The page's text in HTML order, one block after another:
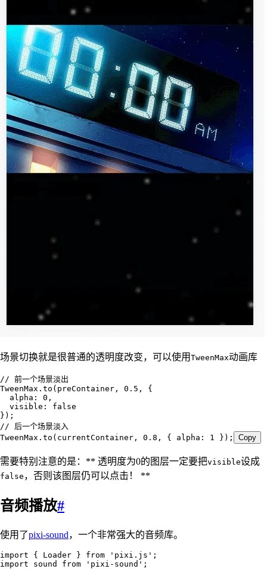
场景切换就是很普通的透明度改变，可以使用 TweenMax动画库
// 前一个场景淡出
TweenMax . to ( preContainer , 0.5 ,
{
  alpha
: 0 ,
  visible
:
false
});
// 后一个场景淡入
TweenMax . to ( currentContainer , 0.8 , { alpha : 1 }); Copy
需要特别注意的是：** 透明度为0的图层一定要把visible设成
false ，否则该图层仍可以点击！ **
音频播放#
使用了pixi-sound，一个非常强大的音频库。
import { Loader } from ' pixi.js ' ;
import sound from ' pixi-sound ' ;